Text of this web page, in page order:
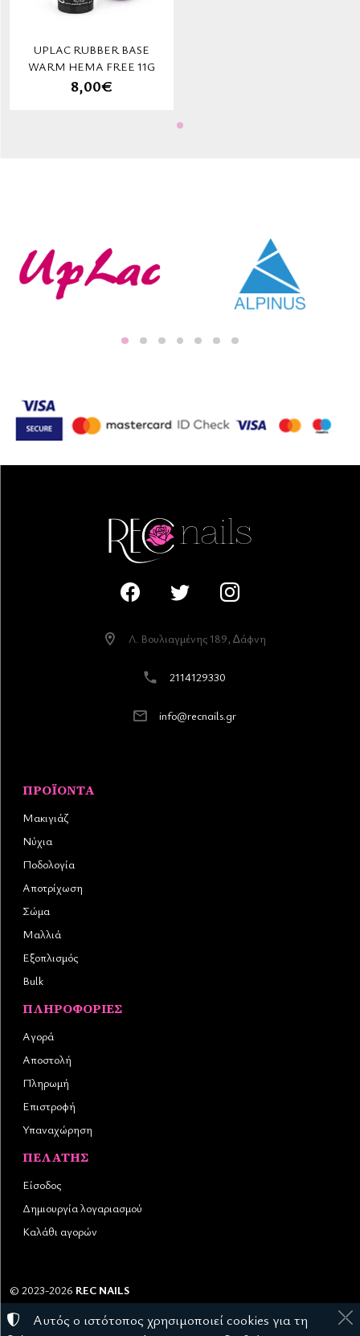
UPLAC RUBBER BASE
WARM HEMA FREE 11G
8,00€
Λ. Βουλιαγµένης 189, ∆άφνη
2114129330
info@recnails.gr
ΠΡΟΪΌΝΤΑ
Μακιγιάζ
Νύχια
Ποδολογία
Αποτρίχωση
Σώμα
Μαλλιά
Εξοπλισμός
Bulk
ΠΛΗΡΟΦΟΡΊΕΣ
Αγορά
Αποστολή
Πληρωμή
Επιστροφή
Υπαναχώρηση
ΠΕΛΆΤΗΣ
Είσοδος
Δημιουργία λογαριασμού
Καλάθι αγορών
© 2023-2026 REC NAILS
Αριθμός ΓΕΜΗ:145976403000
Αυτός ο ιστότοπος χρησιμοποιεί cookies για τη